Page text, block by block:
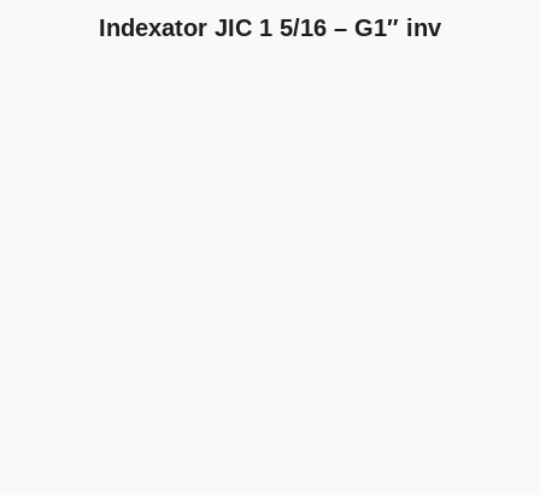
Indexator JIC 1 5/16 – G1″ inv